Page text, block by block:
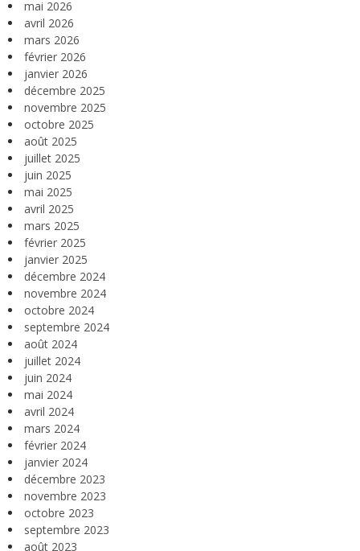
mai 2026
avril 2026
mars 2026
février 2026
janvier 2026
décembre 2025
novembre 2025
octobre 2025
août 2025
juillet 2025
juin 2025
mai 2025
avril 2025
mars 2025
février 2025
janvier 2025
décembre 2024
novembre 2024
octobre 2024
septembre 2024
août 2024
juillet 2024
juin 2024
mai 2024
avril 2024
mars 2024
février 2024
janvier 2024
décembre 2023
novembre 2023
octobre 2023
septembre 2023
août 2023